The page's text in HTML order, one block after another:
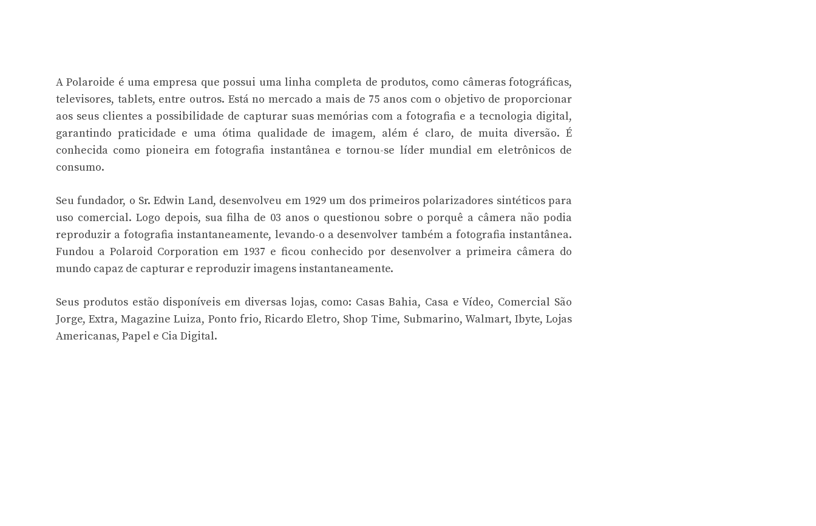
A Polaroide é uma empresa que possui uma linha completa de produtos, como câmeras fotográficas,
televisores, tablets, entre outros. Está no mercado a mais de 75 anos com o objetivo de proporcionar
aos seus clientes a possibilidade de capturar suas memórias com a fotografia e a tecnologia digital,
garantindo praticidade e uma ótima qualidade de imagem, além é claro, de muita diversão. É
conhecida como pioneira em fotografia instantânea e tornou-se líder mundial em eletrônicos de
consumo.
Seu fundador, o Sr. Edwin Land, desenvolveu em 1929 um dos primeiros polarizadores sintéticos para
uso comercial. Logo depois, sua filha de 03 anos o questionou sobre o porquê a câmera não podia
reproduzir a fotografia instantaneamente, levando-o a desenvolver também a fotografia instantânea.
Fundou a Polaroid Corporation em 1937 e ficou conhecido por desenvolver a primeira câmera do
mundo capaz de capturar e reproduzir imagens instantaneamente.
Seus produtos estão disponíveis em diversas lojas, como: Casas Bahia, Casa e Vídeo, Comercial São
Jorge, Extra, Magazine Luiza, Ponto frio, Ricardo Eletro, Shop Time, Submarino, Walmart, Ibyte, Lojas
Americanas, Papel e Cia Digital.